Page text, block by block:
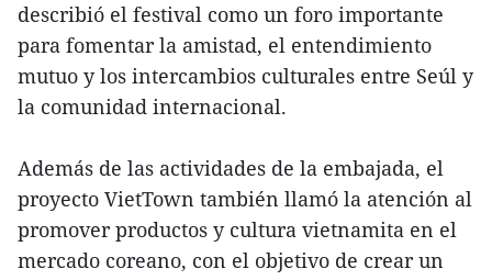
describió el festival como un foro importante
para fomentar la amistad, el entendimiento
mutuo y los intercambios culturales entre Seúl y
la comunidad internacional.
Además de las actividades de la embajada, el
proyecto VietTown también llamó la atención al
promover productos y cultura vietnamita en el
mercado coreano, con el objetivo de crear un